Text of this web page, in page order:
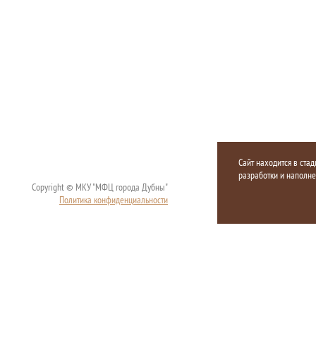
Copyright © МКУ "МФЦ города Дубны"
Политика конфиденциальности
Сайт находится в
разработки и